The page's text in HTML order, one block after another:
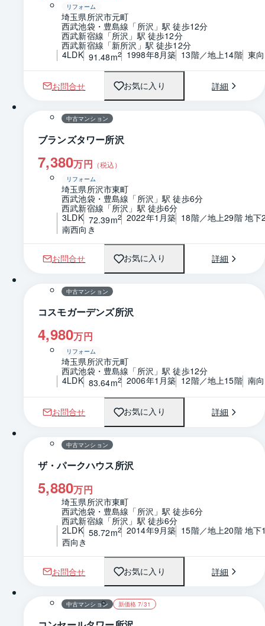
リフォーム
埼玉県所沢市元町
西武池袋・豊島線「所沢」駅 徒歩12分
西武新宿線「所沢」駅 徒歩12分
西武新宿線「新所沢」駅 徒歩12分
4LDK 91.48m2 1998年8月築 13階／地上14階 東
お問合せ お気に入り 詳細
1 / 0 間取り
中古マンション
ブランズタワー所沢
7,380万円 （税込）
リフォーム
埼玉県所沢市東町
西武池袋・豊島線「所沢」駅 徒歩6分
西武新宿線「所沢」駅 徒歩6分
3LDK 72.39m2 2022年1月築 18階／地上29階 地下
南西向き
お問合せ お気に入り 詳細
1 / 0 間取り
中古マンション
コスモガーデンズ所沢
4,980万円
リフォーム
埼玉県所沢市元町
西武池袋・豊島線「所沢」駅 徒歩12分
4LDK 83.64m2 2006年1月築 12階／地上15階 南
お問合せ お気に入り 詳細
1 / 0 間取り
中古マンション
ザ・パークハウス所沢
5,880万円
埼玉県所沢市東町
西武池袋・豊島線「所沢」駅 徒歩6分
西武新宿線「所沢」駅 徒歩6分
2LDK 58.72m2 2014年9月築 15階／地上20階 地下
西向き
お問合せ お気に入り 詳細
1 / 0 間取り
中古マンション 新価格 7/31